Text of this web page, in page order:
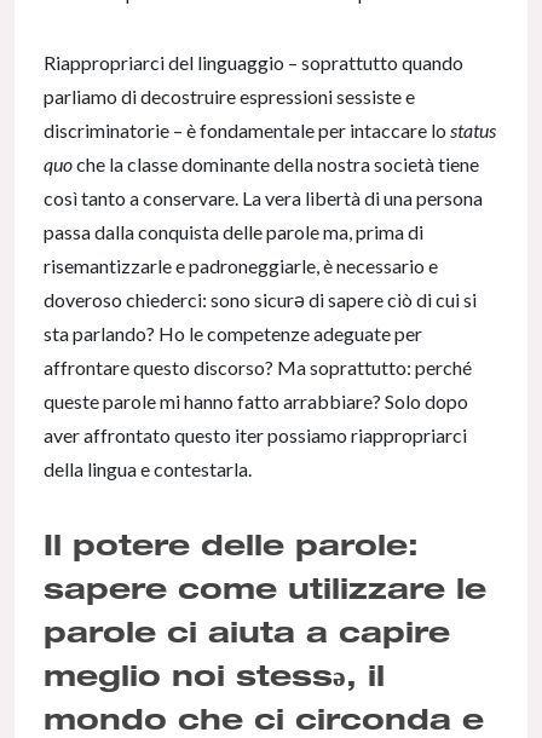
Riappropriarci del linguaggio – soprattutto quando
parliamo di decostruire espressioni sessiste e
discriminatorie – è fondamentale per intaccare lo status
quoche la classe dominante della nostra società tiene
così tanto a conservare. La vera libertà di una persona
passa dalla conquista delle parole ma, prima di
risemantizzarle e padroneggiarle, è necessario e
doveroso chiederci: sono sicurә di sapere ciò di cui si
sta parlando? Ho le competenze adeguate per
affrontare questo discorso? Ma soprattutto: perché
queste parole mi hanno fatto arrabbiare? Solo dopo
aver affrontato questo iter possiamo riappropriarci
della lingua e contestarla.
Il potere delle parole:
sapere come utilizzare le
parole ci aiuta a capire
meglio noi stessә, il
mondo che ci circonda e